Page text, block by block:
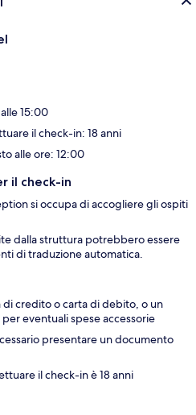
15:00
il check-in: 18 anni
alle ore: 12:00
il check-in
si occupa di accogliere gli ospiti
dalla struttura potrebbero essere
di traduzione automatica.
di credito o carta di debito, o un
eventuali spese accessorie
presentare un documento
il check-in è 18 anni